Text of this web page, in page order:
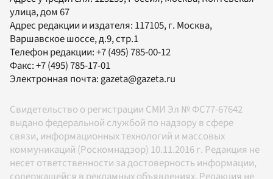
улица, дом 67
Адрес редакции и издателя: 117105, г. Москва,
Варшавское шоссе, д.9, стр.1
Телефон редакции:+7 (495) 785-00-12
Факс:+7 (495) 785-17-01
Электронная почта: gazeta@gazeta.ru
Свидетельство о регистрации СМИ Эл № ФС77-67642
выдано федеральной службой по надзору в сфере
связи, информационных технологий и массовых
коммуникаций (Роскомнадзор) 10.11.2016 г. Редакция не
несет ответственности за достоверность информации,